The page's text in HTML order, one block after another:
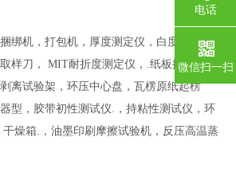
绑机，打包机，厚度测定仪，白度色度测
样刀，
MIT耐折度测定仪， .纸板挺度测定
离试验架，环压中心盘，瓦楞原纸起楞
型，胶带初性测试仪. ，持粘性测试仪，环
干燥箱. ，油墨印刷摩擦试验机，反压高温蒸
电话
微信扫一扫